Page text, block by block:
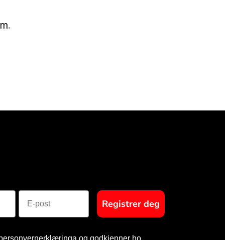
.
E-post
Registrer deg
og godkjenner ho.